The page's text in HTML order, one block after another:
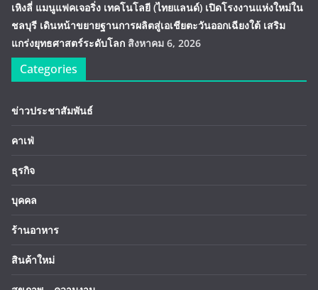
เหิงลี่ แมนูแฟคเจอริ่ง เทคโนโลยี (ไทยแลนด์) เปิดโรงงานแห่งใหม่ใน
ชลบุรี เดินหน้าขยายฐานการผลิตสู่เอเชียตะวันออกเฉียงใต้ เสริม
แกร่งยุทธศาสตร์ระดับโลก สิงหาคม 6, 2026
Categories
ข่าวประชาสัมพันธ์
คาเฟ่
ธุรกิจ
บุคคล
ร้านอาหาร
สินค้าใหม่